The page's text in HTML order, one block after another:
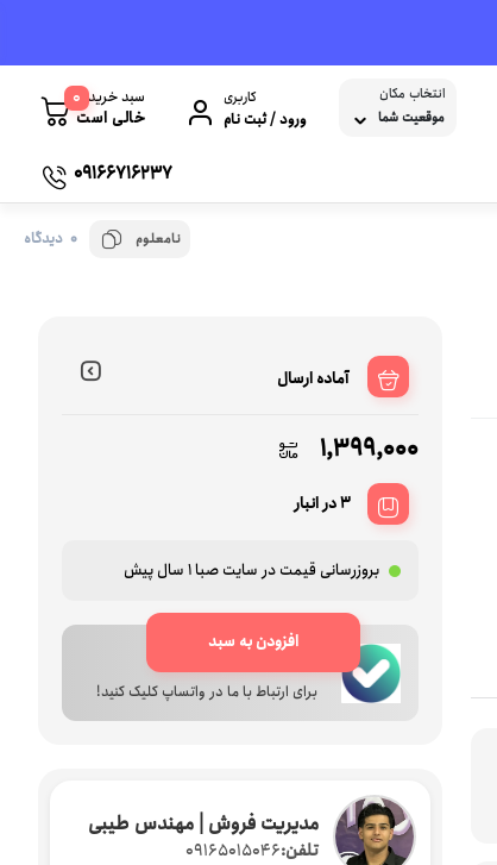
موقعیت شما
انتخاب مکان کاربری
ورود / ثبت نام
سبد خرید
خالی است
0
کابل تبدیل و برق لپ تاپ و کامپیوتر
کابل افزایش طول USB
پرینتر ها
بارکد خوان
دستگاه فیش پرینت
پاوربانک
نرم افزار حسابداری
09166716237
نامعلوم 0 دیدگاه
آماده ارسال
1,399,000
3 در انبار
بروزرسانی قیمت در سایت صبا1 سال پیش
افزودن به سبد
ارتباط فوری با ما
برای ارتباط با ما در واتساپ کلیک کنید!
مدیریت فروش | مهندس طیبی
تلفن:09165015046